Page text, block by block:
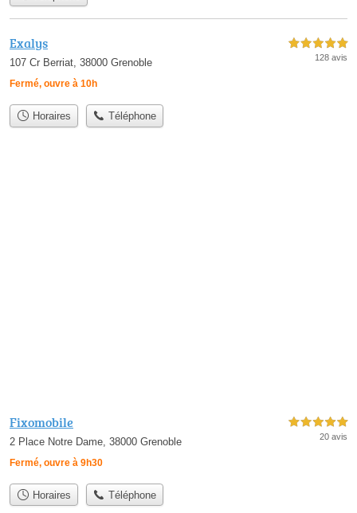
Exalys
107 Cr Berriat, 38000 Grenoble
Fermé, ouvre à 10h
5,0 étoiles sur 5
128 avis
Horaires Téléphone
Fixomobile
2 Place Notre Dame, 38000 Grenoble
Fermé, ouvre à 9h30
5,0 étoiles sur 5
20 avis
Horaires Téléphone